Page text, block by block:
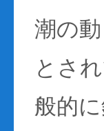
潮の
とさ
般的